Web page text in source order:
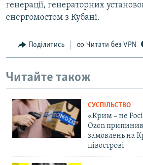
генерації, генераторних
енергомостом з Кубані.
Поділитись Читати без VPN
Читайте також
СУСПІЛЬСТВО
«Крим – не
Ozon
замовлень на
півострові